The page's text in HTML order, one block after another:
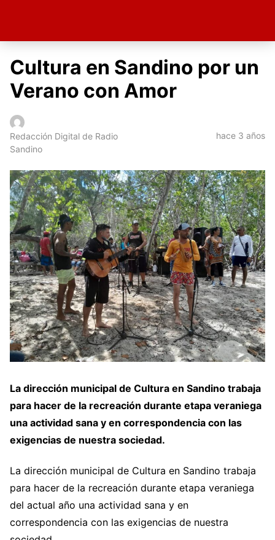
Cultura en Sandino por un
Verano con Amor
Redacción Digital de Radio
Sandino
hace 3 años
La dirección municipal de Cultura en Sandino trabaja
para hacer de la recreación durante etapa veraniega
una actividad sana y en correspondencia con las
exigencias de nuestra sociedad.
La dirección municipal de Cultura en Sandino trabaja
para hacer de la recreación durante etapa veraniega
del actual año una actividad sana y en
correspondencia con las exigencias de nuestra